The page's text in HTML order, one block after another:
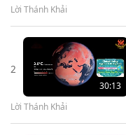
Lời Thánh Khải
2
30:13
Lời Thánh Khải